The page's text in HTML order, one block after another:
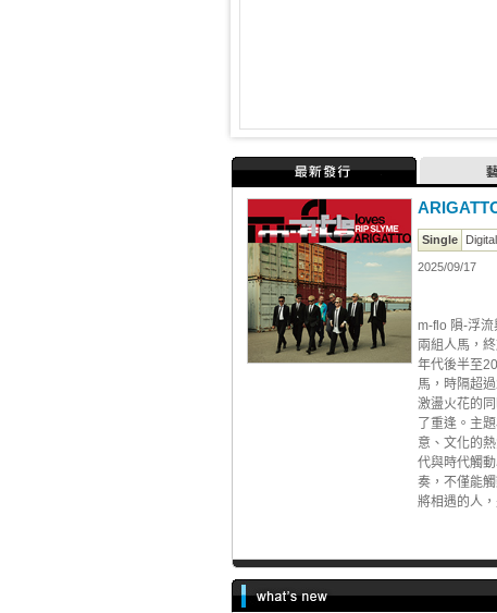
最新發行
Single Digital
2025/09/17
m-flo 隕-浮
兩組人馬，
年代後半至
馬，時隔超
激盪火花的
了重逢。主
意、文化的
代與時代觸
奏，不僅能
將相遇的人